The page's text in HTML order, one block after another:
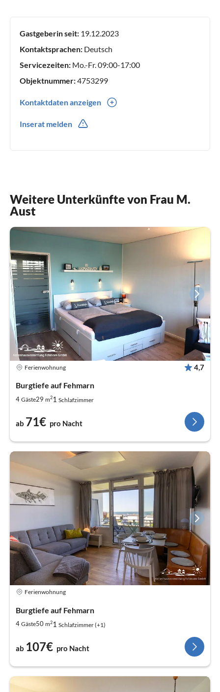
Gastgeberin seit: 19.12.2023
Kontaktsprachen: Deutsch
Servicezeiten: Mo.-Fr. 09:00-17:00
Objektnummer:4753299
Kontaktdaten anzeigen
Inserat melden
Weitere Unterkünfte von Frau M.
Aust
Ferienwohnung 4,7
Burgtiefe auf Fehmarn
4 Gäste29 m21 Schlafzimmer
ab 71€ pro Nacht
Ferienwohnung
Burgtiefe auf Fehmarn
4 Gäste50 m21 Schlafzimmer (+1)
ab 107€ pro Nacht